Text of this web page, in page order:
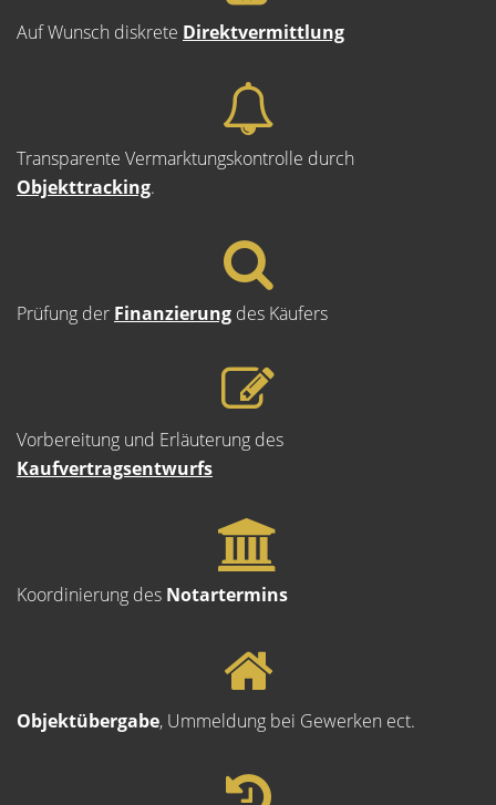
Auf Wunsch diskrete Direktvermittlung
Transparente Vermarktungskontrolle durch
Objekttracking.
Prüfung der Finanzierung des Käufers
Vorbereitung und Erläuterung des
Kaufvertragsentwurfs
Koordinierung des Notartermins
Objektübergabe, Ummeldung bei Gewerken ect.